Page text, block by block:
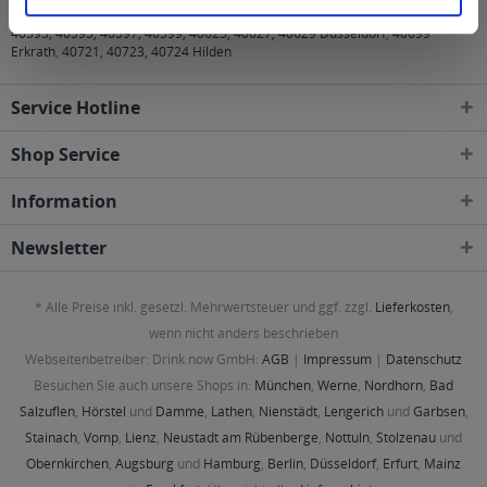
40474, 40476, 40477, 40479, 40489, 40545, 40547, 40549, 40589, 40591,
40593, 40595, 40597, 40599, 40625, 40627, 40629 Düsseldorf,40699
Erkrath, 40721, 40723, 40724 Hilden
Service Hotline
Shop Service
Information
Newsletter
* Alle Preise inkl. gesetzl. Mehrwertsteuer und ggf. zzgl. Lieferkosten,
wenn nicht anders beschrieben
Webseitenbetreiber: Drink now GmbH: AGB | Impressum | Datenschutz
Besuchen Sie auch unsere Shops in: München, Werne, Nordhorn, Bad
Salzuflen, Hörstel und Damme, Lathen, Nienstädt, Lengerichund Garbsen,
Stainach, Vomp, Lienz, Neustadt am Rübenberge, Nottuln, Stolzenau und
Obernkirchen, Augsburg und Hamburg, Berlin, Düsseldorf, Erfurt, Mainz